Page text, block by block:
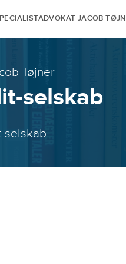
JACOB
Tøjner
selskab
selskab